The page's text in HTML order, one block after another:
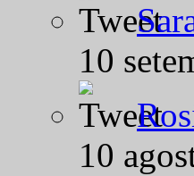
10
10